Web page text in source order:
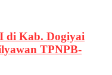
di Kab. Dogiyai
TPNPB-